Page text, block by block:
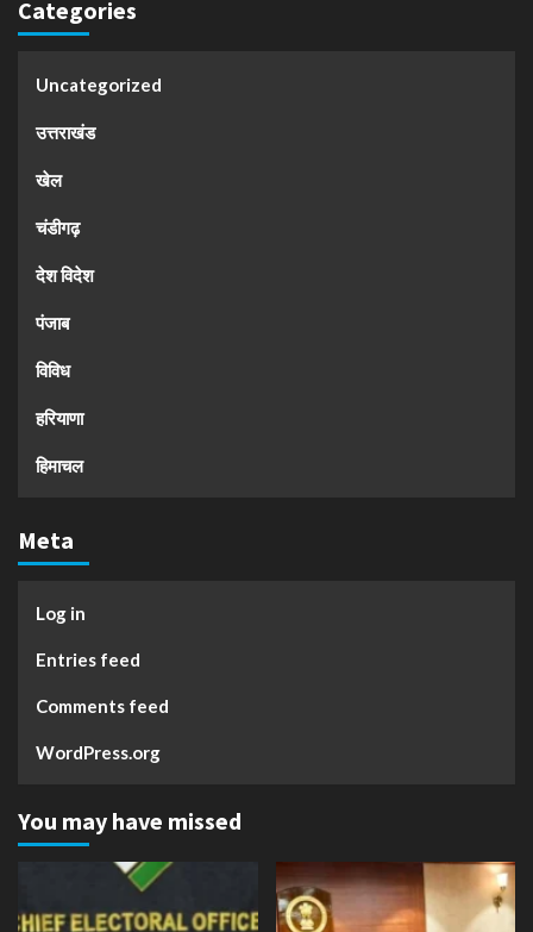
Categories
Uncategorized
उत्तराखंड
खेल
चंडीगढ़
देश विदेश
पंजाब
विविध
हरियाणा
हिमाचल
Meta
Log in
Entries feed
Comments feed
WordPress.org
You may have missed